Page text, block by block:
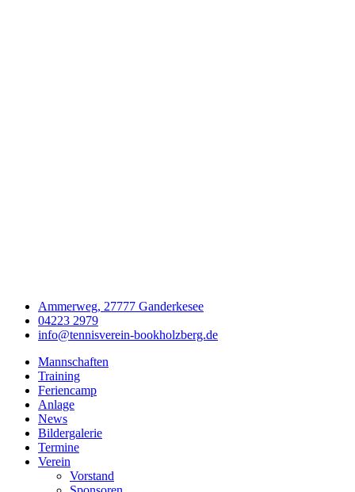
Ammerweg, 27777 Ganderkesee
04223 2979
info@tennisverein-bookholzberg.de
Mannschaften
Training
Feriencamp
Anlage
News
Bildergalerie
Termine
Verein
Vorstand